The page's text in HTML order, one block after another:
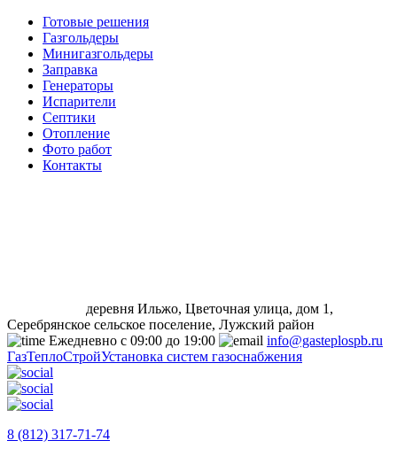
Готовые решения
Газгольдеры
Минигазгольдеры
Заправка
Генераторы
Испарители
Септики
Отопление
Фото работ
Контакты
деревня Ильжо, Цветочная улица, дом 1,
Серебрянское сельское поселение, Лужский район
Ежедневно с 09:00 до 19:00
info@gasteplospb.ru
ГазТеплоСтройУстановка систем газоснабжения
8 (812) 317-71-74